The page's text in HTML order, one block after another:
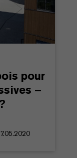
pour
–